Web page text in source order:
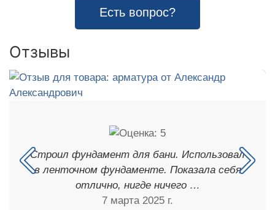
Есть вопрос?
Отзывы
Строил фундамент для бани. Использовал
в ленточном фундаменте. Показала себя
отлично, нигде ничего …
7 марта 2025 г.